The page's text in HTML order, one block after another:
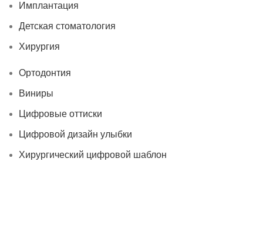
Имплантация
Детская стоматология
Хирургия
Ортодонтия
Виниры
Цифровые оттиски
Цифровой дизайн улыбки
Хирургический цифровой шаблон